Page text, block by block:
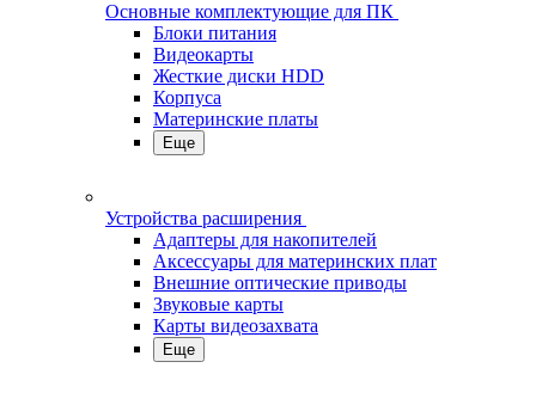
Основные комплектующие для ПК
Блоки питания
Видеокарты
Жесткие диски HDD
Корпуса
Материнские платы
Еще
Устройства расширения
Адаптеры для накопителей
Аксессуары для материнских плат
Внешние оптические приводы
Звуковые карты
Карты видеозахвата
Еще